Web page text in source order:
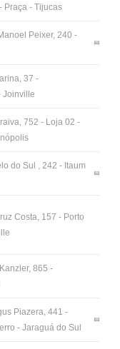
Praça - Tijucas
Peixer, 240 -
37 -
Joinville
752 - Loja 02 -
do Sul , 242 - Itaum
Costa, 157 - Porto
865 -
Piazera, 441 -
- Jaraguá do Sul